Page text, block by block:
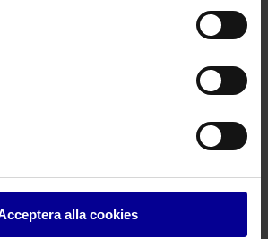
alla cookies
Trakealkanyl Ultrasoft Suction
denna produkt